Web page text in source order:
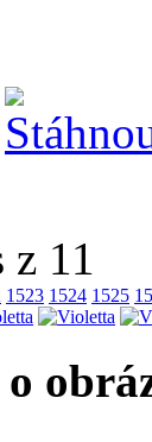
z 11
1523 1524 1525